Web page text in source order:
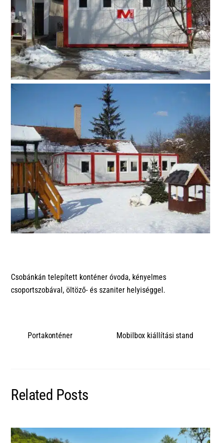
Csobánkán telepített konténer óvoda, kényelmes
csoportszobával, öltöző- és szaniter helyiséggel.
Portakonténer Mobilbox kiállítási stand
Related Posts